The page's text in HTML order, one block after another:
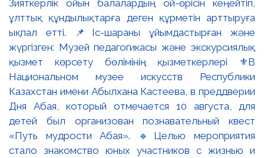
Зияткерлік ойын балалардың ой-өрісін кеңейтіп,
ұлттық құндылықтарға деген құрметін арттыруға
ықпал етті. 📌Іс-шараны ұйымдастырған және
жүргізген: Музей педагогикасы және экскурсиялық
қызмет көрсету бөлімінің қызметкерлері ⚜️В
Национальном музее искусств Республики
Казахстан имени Абылхана Кастеева, в преддверии
Дня Абая, который отмечается 10 августа, для
детей был организован познавательный квест
«Путь мудрости Абая». 🔹Целью мероприятия
стало знакомство юных участников с жизнью и